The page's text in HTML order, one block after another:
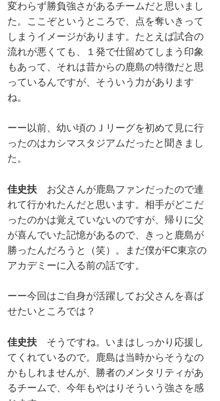
変わらず勝負強さがあるチームだと思いまし
た。ここぞというところで、点を奪いきって
しまうイメージがあります。たとえば試合の
流れが悪くても、１発で仕留めてしまう印象
もあって、それは昔からの鹿島の特徴だと思
っているんですが、そういう力があります
ね。
ーー以前、幼い頃のＪリーグを初めて見に行
ったのはカシマスタジアムだったと聞きまし
た。
佳史扶 お父さんが鹿島ファンだったので連
れて行かれたんだと思います。相手がどこだ
ったのかは覚えていないのですが、帰りに父
が喜んでいた記憶があるので、きっと鹿島が
勝ったんだろうと（笑）。まだ僕がFC東京の
アカデミーに入る前の話です。
ーー今回はご自身が活躍してお父さんを喜ば
せたいところでは？
佳史扶 そうですね。いまはしっかり応援し
てくれているので。鹿島は当時からそうなの
かもしれませんが、勝者のメンタリティがあ
るチームで、今年もやはりそういう強さを感